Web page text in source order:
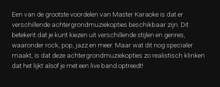
Een van de grootste voordelen van Master Karaoke is dat er
verschillende achtergrondmuziekopties beschikbaar zijn. Dit
betekent dat je kunt kiezen uit verschillende stijlen en genres,
waaronder rock, pop, jazz en meer. Maar wat dit nog specialer
maakt, is dat deze achtergrondmuziekopties zo realistisch klinken
dat het lijkt alsof je met een live band optreedt!